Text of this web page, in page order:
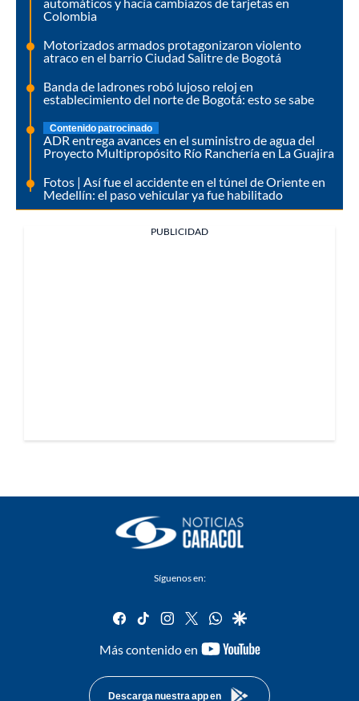
Colombia
Motorizados armados protagonizaron violento
atraco en el barrio Ciudad Salitre de Bogotá
Banda de ladrones robó lujoso reloj en
establecimiento del norte de Bogotá: esto se sabe
Contenido patrocinado
ADR entrega avances en el suministro de agua del
Proyecto Multipropósito Río Ranchería en La Guajira
Fotos | Así fue el accidente en el túnel de Oriente en
Medellín: el paso vehicular ya fue habilitado
PUBLICIDAD
Síguenos en:
facebook
tiktok instagram
twitterwhatsapp
google
Más contenido en
youtube-
Descarga nuestra app en